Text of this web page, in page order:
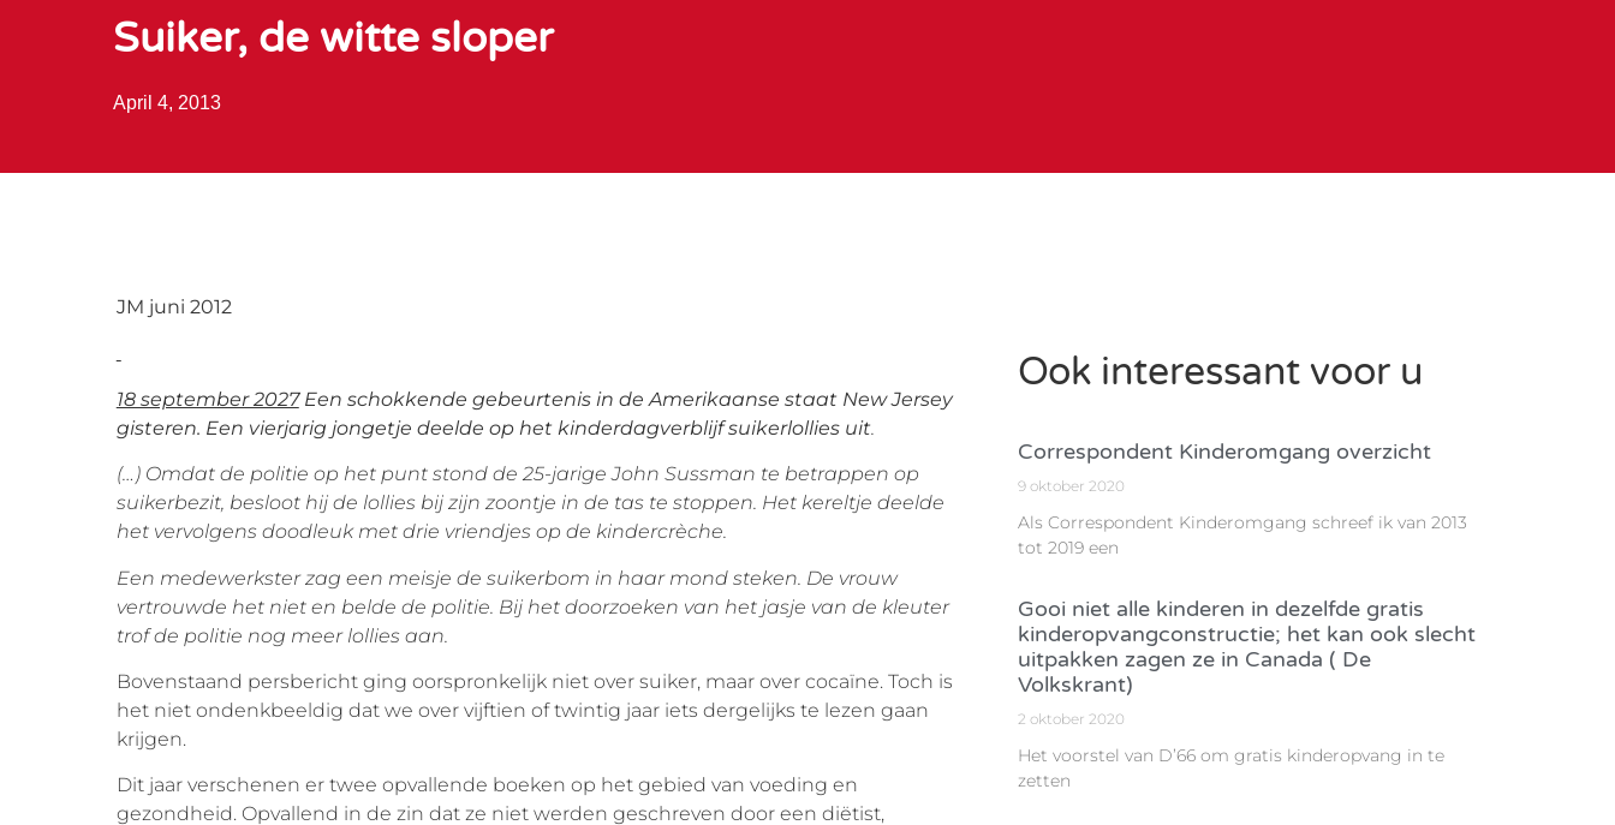
Suiker, de witte sloper
April 4, 2013
JM juni 2012
18 september 2027 Een schokkende gebeurtenis in de Amerikaanse staat New Jersey
gisteren. Een vierjarig jongetje deelde op het kinderdagverblijf suikerlollies uit.
(…) Omdat de politie op het punt stond de 25-jarige John Sussman te betrappen op
suikerbezit, besloot hij de lollies bij zijn zoontje in de tas te stoppen. Het kereltje deelde
het vervolgens doodleuk met drie vriendjes op de kindercrèche.
Een medewerkster zag een meisje de suikerbom in haar mond steken. De vrouw
vertrouwde het niet en belde de politie. Bij het doorzoeken van het jasje van de kleuter
trof de politie nog meer lollies aan.
Bovenstaand persbericht ging oorspronkelijk niet over suiker, maar over cocaïne. Toch is
het niet ondenkbeeldig dat we over vijftien of twintig jaar iets dergelijks te lezen gaan
krijgen.
Dit jaar verschenen er twee opvallende boeken op het gebied van voeding en
gezondheid. Opvallend in de zin dat ze niet werden geschreven door een diëtist,
Ook interessant voor u
Correspondent Kinderomgang overzicht
9 oktober 2020
Als Correspondent Kinderomgang schreef ik van 2013
tot 2019 een
Gooi niet alle kinderen in dezelfde gratis
kinderopvangconstructie; het kan ook slecht
uitpakken zagen ze in Canada ( De
Volkskrant)
2 oktober 2020
Het voorstel van D’66 om gratis kinderopvang in te
zetten